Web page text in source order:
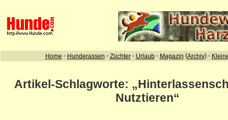
Artikel-Schlagworte:
Nutztieren“